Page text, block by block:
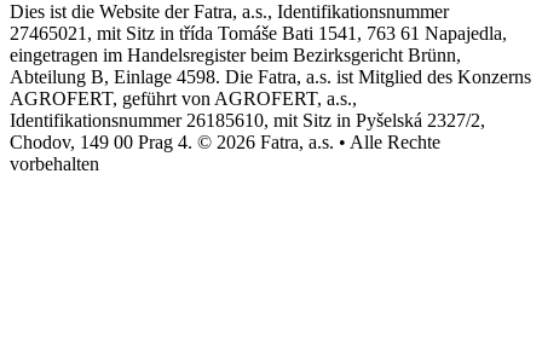
Dies ist die Website der Fatra, a.s., Identifikationsnummer
27465021, mit Sitz in třída Tomáše Bati 1541, 763 61 Napajedla,
eingetragen im Handelsregister beim Bezirksgericht Brünn,
Abteilung B, Einlage 4598. Die Fatra, a.s. ist Mitglied des Konzerns
AGROFERT, geführt von AGROFERT, a.s.,
Identifikationsnummer 26185610, mit Sitz in Pyšelská 2327/2,
Chodov, 149 00 Prag 4. © 2026 Fatra, a.s. • Alle Rechte
vorbehalten